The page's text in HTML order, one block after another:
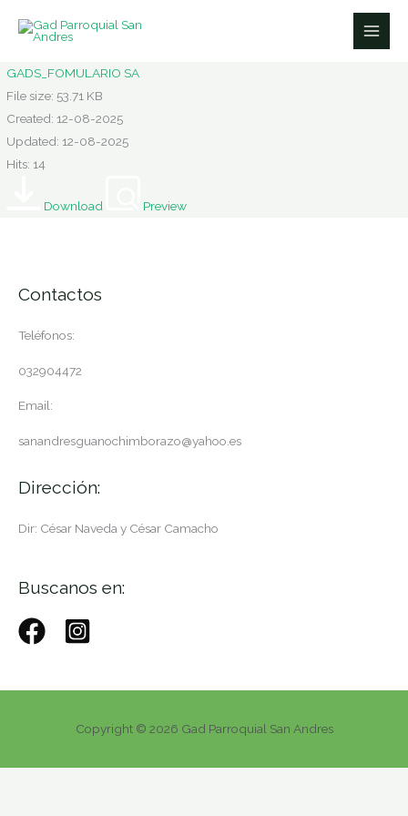
GADS_FOMULARIO SA
File size: 53.71 KB
Created: 12-08-2025
Updated: 12-08-2025
Hits: 14
Download Preview
Contactos
Teléfonos:
032904472
Email:
sanandresguanochimborazo@yahoo.es
Dirección:
Dir: César Naveda y César Camacho
Buscanos en:
Copyright © 2026 Gad Parroquial San Andres